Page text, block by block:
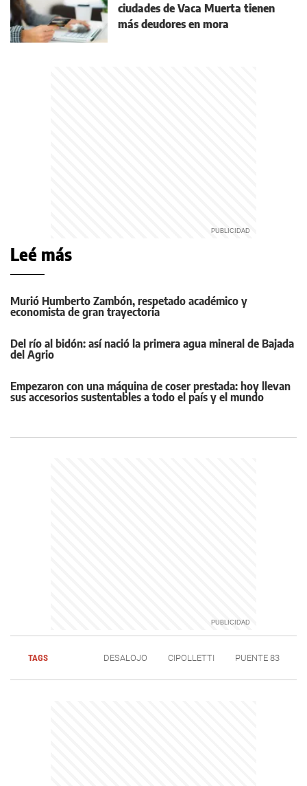
ciudades de Vaca Muerta tienen
más deudores en mora
Leé más
Murió Humberto Zambón, respetado académico y
economista de gran trayectoria
Del río al bidón: así nació la primera agua mineral de Bajada
del Agrio
Empezaron con una máquina de coser prestada: hoy llevan
sus accesorios sustentables a todo el país y el mundo
TAGS DESALOJO CIPOLLETTI PUENTE 83